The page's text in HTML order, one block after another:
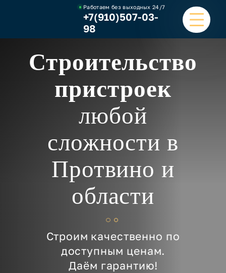
Работаем без выходных24/7
+7(910)507-03-
98
ГЛАВНАЯ
НАШИ РАБОТЫ
О КОМПАНИИ
ОТЗЫВЫ И ВИДЕО
Строительство
пристроек
любой
сложности в
Протвино и
области
Строим качественно по
доступным ценам.
Даём гарантию!